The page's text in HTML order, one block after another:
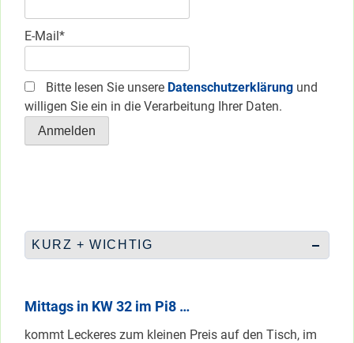
E-Mail*
Bitte lesen Sie unsere Datenschutzerklärung und
willigen Sie ein in die Verarbeitung Ihrer Daten.
KURZ + WICHTIG
Mittags in KW 32 im Pi8 …
kommt Leckeres zum kleinen Preis auf den Tisch, im